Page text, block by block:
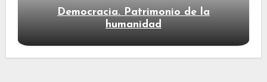
Democracia. Patrimonio de la
humanidad